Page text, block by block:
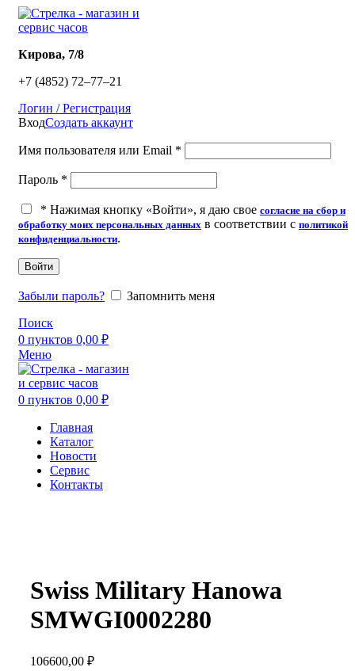
​Кирова, 7/8
+7 (4852) 72‒77‒21
Логин / Регистрация
ВходСоздать аккаунт
Имя пользователя или Email *
Пароль *
* Нажимая кнопку «Войти», я даю свое согласие на сбор и
обработку моих персональных данных в соответствии с политикой
конфиденциальности.
Войти
Забыли пароль?
Запомнить меня
Поиск
0 пунктов 0,00 ₽
Меню
0 пунктов 0,00 ₽
Главная
Каталог
Новости
Сервис
Контакты
Swiss Military Hanowa
SMWGI0002280
106600,00 ₽